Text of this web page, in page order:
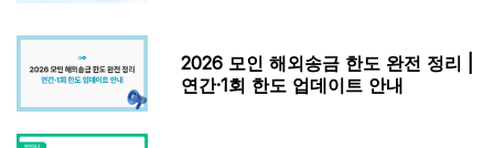
2026 모인 해외송금 한도 완전 정리 |
연간·1회 한도 업데이트 안내